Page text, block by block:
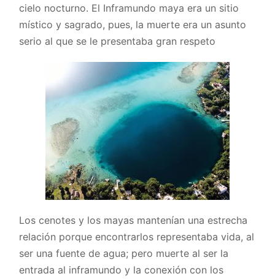
cielo nocturno. El Inframundo maya era un sitio
místico y sagrado, pues, la muerte era un asunto
serio al que se le presentaba gran respeto
Los cenotes y los mayas mantenían una estrecha
relación porque encontrarlos representaba vida, al
ser una fuente de agua; pero muerte al ser la
entrada al inframundo y la conexión con los